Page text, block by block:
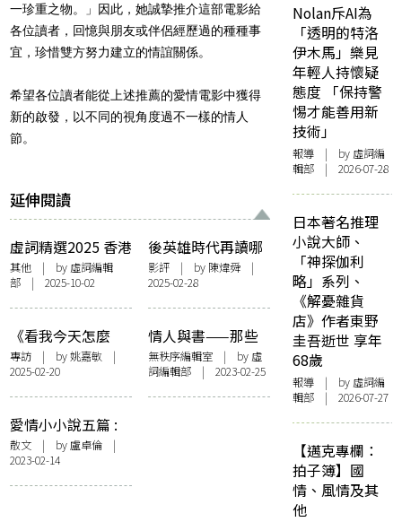
一珍重之物。」因此，她誠摯推介這部電影給
各位讀者，回憶與朋友或伴侶經歷過的種種事
宜，珍惜雙方努力建立的情誼關係。
希望各位讀者能從上述推薦的愛情電影中獲得
新的啟發，以不同的視角度過不一樣的情人
節。
延伸閱讀
虛詞精選2025 香港
亞洲電影節片單 四
部必看的文學改編
電影
其他 | by 虛詞編輯
部 | 2025-10-02
後英雄時代再讀哪
吒系列仙怪來源 由
《封神演義》至西
亞神話再到巴比倫
史詩
影評| by 陳煒舜|
2025-02-28
《看我今天怎麼
說》：隨時隨地揀
你舒適空氣 ——訪
導演黃修平 演員鍾
雪瑩 吳祉昊
專訪 | by 姚嘉敏 |
2025-02-20
情人與書——那些
年作家們收過贈過
的書
無秩序編輯室| by 虛
詞編輯部 | 2023-02-25
愛情小小說五篇 :
〈日曆〉、〈祝
福〉、〈角色扮
演〉、〈靜音〉、
散文 | by盧卓倫 |
2023-02-14
Nolan斥AI為
「透明的特洛
伊木馬」樂見
年輕人持懷疑
態度 「保持警
惕才能善用新
技術」
報導 | by 虛詞編
輯部 | 2026-07-28
日本著名推理
小說大師、
「神探伽利
略」系列、
《解憂雜貨
店》作者東野
圭吾逝世 享年
68歲
報導 | by 虛詞編
輯部 | 2026-07-27
【邁克專欄：
拍子簿】國
情、風情及其
他